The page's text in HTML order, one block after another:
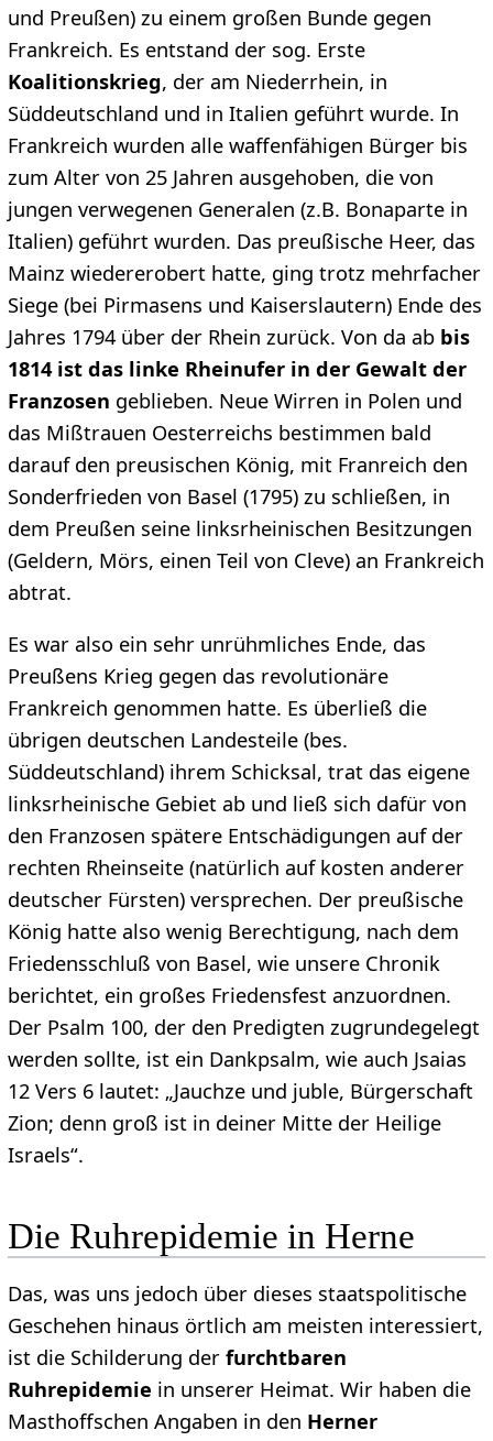
und Preußen) zu einem großen Bunde gegen
Frankreich. Es entstand der sog. Erste
Koalitionskrieg, der am Niederrhein, in
Süddeutschland und in Italien geführt wurde. In
Frankreich wurden alle waffenfähigen Bürger bis
zum Alter von 25 Jahren ausgehoben, die von
jungen verwegenen Generalen (z.B. Bonaparte in
Italien) geführt wurden. Das preußische Heer, das
Mainz wiedererobert hatte, ging trotz mehrfacher
Siege (bei Pirmasens und Kaiserslautern) Ende des
Jahres 1794 über der Rhein zurück. Von da ab bis
1814 ist das linke Rheinufer in der Gewalt der
Franzosen geblieben. Neue Wirren in Polen und
das Mißtrauen Oesterreichs bestimmen bald
darauf den preusischen König, mit Franreich den
Sonderfrieden von Basel (1795) zu schließen, in
dem Preußen seine linksrheinischen Besitzungen
(Geldern, Mörs, einen Teil von Cleve) an Frankreich
abtrat.
Es war also ein sehr unrühmliches Ende, das
Preußens Krieg gegen das revolutionäre
Frankreich genommen hatte. Es überließ die
übrigen deutschen Landesteile (bes.
Süddeutschland) ihrem Schicksal, trat das eigene
linksrheinische Gebiet ab und ließ sich dafür von
den Franzosen spätere Entschädigungen auf der
rechten Rheinseite (natürlich auf kosten anderer
deutscher Fürsten) versprechen. Der preußische
König hatte also wenig Berechtigung, nach dem
Friedensschluß von Basel, wie unsere Chronik
berichtet, ein großes Friedensfest anzuordnen.
Der Psalm 100, der den Predigten zugrundegelegt
werden sollte, ist ein Dankpsalm, wie auch Jsaias
12 Vers 6 lautet: „Jauchze und juble, Bürgerschaft
Zion; denn groß ist in deiner Mitte der Heilige
Israels“.
Die Ruhrepidemie in Herne
Das, was uns jedoch über dieses staatspolitische
Geschehen hinaus örtlich am meisten interessiert,
ist die Schilderung der furchtbaren
Ruhrepidemie in unserer Heimat. Wir haben die
Masthoffschen Angaben in den Herner